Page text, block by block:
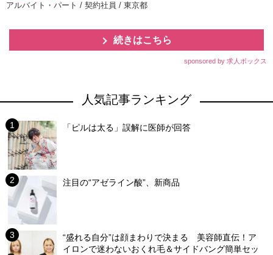
アルバイト・パート / 契約社員 / 東京都
続きはこちら
sponsored by 求人ボックス
人気記事ランキング
「ピルは太る」誤解に医師が回答
注目の“アゼライン酸”、新商品
“盛れる自分”は顔まわりで決まる 美容師直伝！ア
イロンで迷わないおくれ毛＆サイドバング簡単セッ